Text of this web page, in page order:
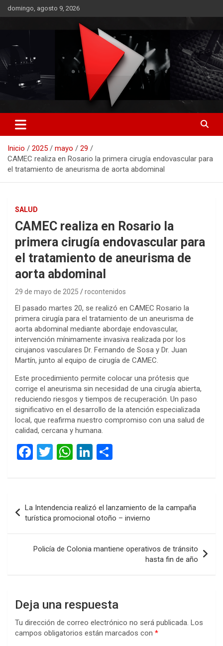
Saltar
al
domingo, agosto 9, 2026
RO CONTENIDOS
Inicio 2025 mayo
29
CAMEC realiza en Rosario la primera cirugía endovascular para
el tratamiento de aneurisma de aorta abdominal
SALUD
CAMEC realiza en Rosario la
primera cirugía endovascular para
el tratamiento de aneurisma de
aorta abdominal
29 de mayo de 2025 rocontenidos
El pasado martes 20, se realizó en CAMEC Rosario la
primera cirugía para el tratamiento de un aneurisma de
aorta abdominal mediante abordaje endovascular,
intervención mínimamente invasiva realizada por los
cirujanos vasculares Dr. Fernando de Sosa y Dr. Juan
Martín, junto al equipo de cirugía de CAMEC.
Este procedimiento permite colocar una prótesis que
corrige el aneurisma sin necesidad de una cirugía abierta,
reduciendo riesgos y tiempos de recuperación. Un paso
significativo en el desarrollo de la atención especializada
local, que reafirma nuestro compromiso con una salud de
calidad, cercana y humana.
F
ce
o
o
k
T
tt
W
at
A
p
p
Li
ke
n
m
ar
tir
de
entradas
La Intendencia realizó el lanzamiento de la campaña
turística promocional otoño – invierno
Policía de Colonia mantiene operativos de tránsito
hasta fin de año
Deja una respuesta
Tu dirección de correo electrónico no será publicada. Los
campos obligatorios están marcados con *